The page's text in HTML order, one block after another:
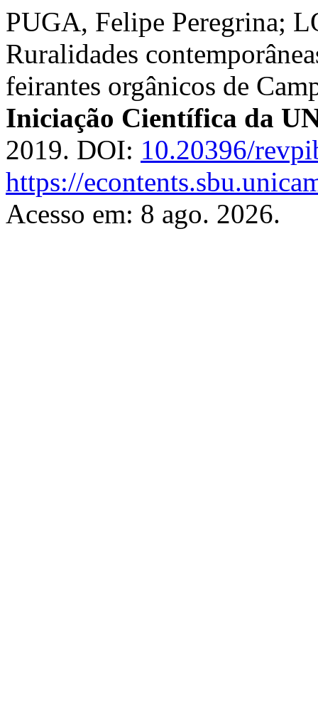
PUGA, Felipe Peregrina;
Ruralidades
feirantes orgânicos de
Iniciação Científica da
2019. DOI: 10.20396/
https://
Acesso em: 8 ago. 2026.